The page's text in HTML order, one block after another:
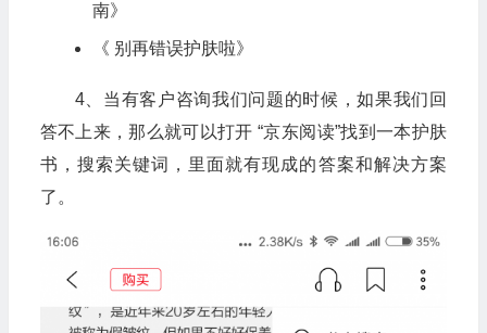
南》
《 别再错误护肤啦》
4、当有客户咨询我们问题的时候，如果我们回
答不上来，那么就可以打开 “京东阅读”找到一本护肤
书，搜索关键词，里面就有现成的答案和解决方案
了。